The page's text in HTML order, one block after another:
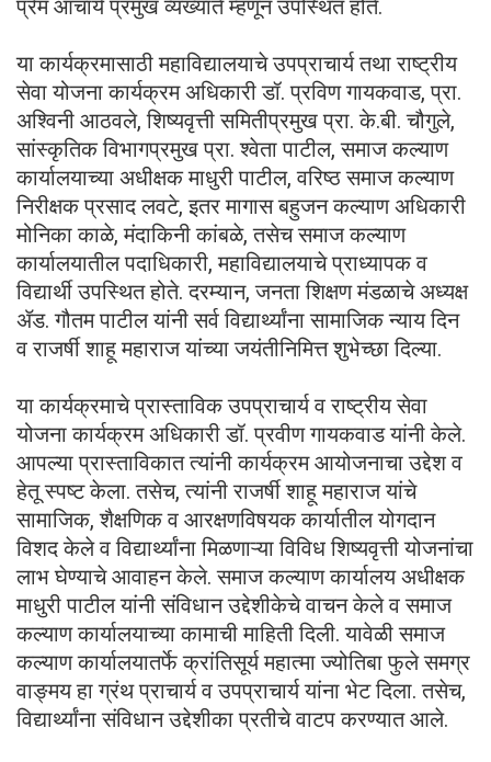
प्रेम आचार्य प्रमुख व्यख्याते म्हणून उपस्थित होते.
या कार्यक्रमासाठी महाविद्यालयाचे उपप्राचार्य तथा राष्ट्रीय
सेवा योजना कार्यक्रम अधिकारी डॉ. प्रविण गायकवाड, प्रा.
अश्विनी आठवले, शिष्यवृत्ती समितीप्रमुख प्रा. के.बी. चौगुले,
सांस्कृतिक विभागप्रमुख प्रा. श्वेता पाटील, समाज कल्याण
कार्यालयाच्या अधीक्षक माधुरी पाटील, वरिष्ठ समाज कल्याण
निरीक्षक प्रसाद लवटे, इतर मागास बहुजन कल्याण अधिकारी
मोनिका काळे, मंदाकिनी कांबळे, तसेच समाज कल्याण
कार्यालयातील पदाधिकारी, महाविद्यालयाचे प्राध्यापक व
विद्यार्थी उपस्थित होते. दरम्यान, जनता शिक्षण मंडळाचे अध्यक्ष
ॲड. गौतम पाटील यांनी सर्व विद्यार्थ्यांना सामाजिक न्याय दिन
व राजर्षी शाहू महाराज यांच्या जयंतीनिमित्त शुभेच्छा दिल्या.
या कार्यक्रमाचे प्रास्ताविक उपप्राचार्य व राष्ट्रीय सेवा
योजना कार्यक्रम अधिकारी डॉ. प्रवीण गायकवाड यांनी केले.
आपल्या प्रास्ताविकात त्यांनी कार्यक्रम आयोजनाचा उद्देश व
हेतू स्पष्ट केला. तसेच, त्यांनी राजर्षी शाहू महाराज यांचे
सामाजिक, शैक्षणिक व आरक्षणविषयक कार्यातील योगदान
विशद केले व विद्यार्थ्यांना मिळणाऱ्या विविध शिष्यवृत्ती योजनांचा
लाभ घेण्याचे आवाहन केले. समाज कल्याण कार्यालय अधीक्षक
माधुरी पाटील यांनी संविधान उद्देशीकेचे वाचन केले व समाज
कल्याण कार्यालयाच्या कामाची माहिती दिली. यावेळी समाज
कल्याण कार्यालयातर्फे क्रांतिसूर्य महात्मा ज्योतिबा फुले समग्र
वाङ्मय हा ग्रंथ प्राचार्य व उपप्राचार्य यांना भेट दिला. तसेच,
विद्यार्थ्यांना संविधान उद्देशीका प्रतीचे वाटप करण्यात आले.